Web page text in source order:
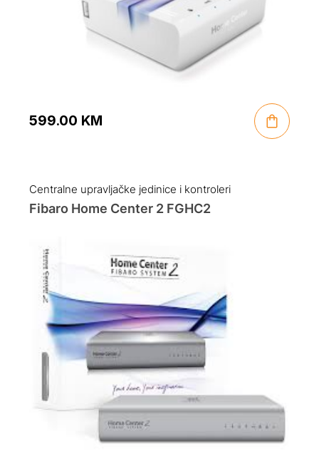
599.00 KM
Centralne upravljačke jedinice i kontroleri
Fibaro Home Center 2 FGHC2